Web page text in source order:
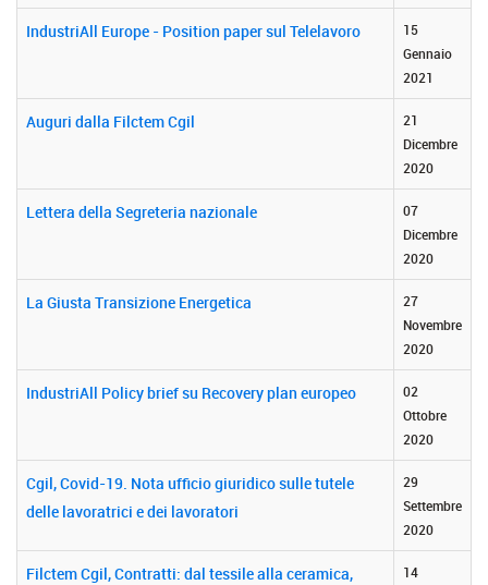
IndustriAll Europe - Position paper sul Telelavoro
15
Gennaio
2021
Auguri dalla Filctem Cgil
21
Dicembre
2020
Lettera della Segreteria nazionale
07
Dicembre
2020
La Giusta Transizione Energetica
27
Novembre
2020
IndustriAll Policy brief su Recovery plan europeo
02
Ottobre
2020
Cgil, Covid-19. Nota ufficio giuridico sulle tutele
delle lavoratrici e dei lavoratori
29
Settembre
2020
Filctem Cgil, Contratti: dal tessile alla ceramica,
14